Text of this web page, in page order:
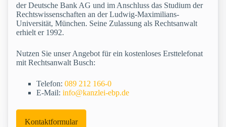
der Deutsche Bank AG und im Anschluss das Studium der
Rechtswissenschaften an der Ludwig-Maximilians-
Universität, München. Seine Zulassung als Rechtsanwalt
erhielt er 1992.
Nutzen Sie unser Angebot für ein kostenloses Ersttelefonat
mit Rechtsanwalt Busch:
Telefon: 089 212 166-0
E-Mail: info@kanzlei-ebp.de
Kontaktformular